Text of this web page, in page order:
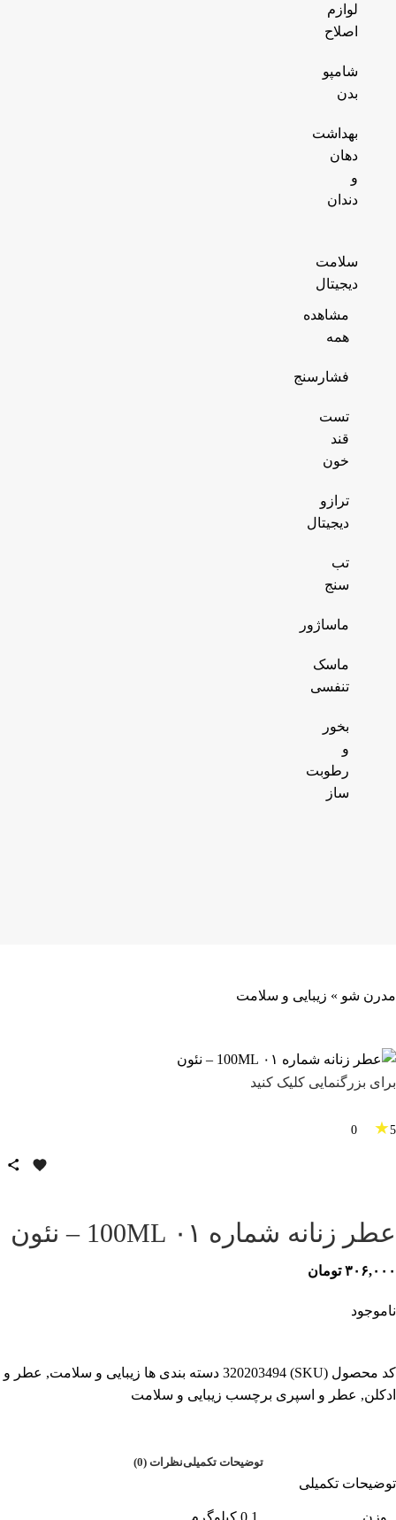
لوازم
اصلاح
شامپو
بدن
بهداشت
دهان
و
دندان
سلامت
دیجیتال
مشاهده
همه
فشارسنج
تست
قند
خون
ترازو
دیجیتال
تب
سنج
ماساژور
ماسک
تنفسی
بخور
و
رطوبت
ساز
مدرن شو » زیبایی و سلامت
برای بزرگنمایی کلیک کنید
5
★
عطر زنانه شماره ۰۱ 100ML – نئون
۳۰۶,۰۰۰ تومان
ناموجود
کد محصول (SKU) 320203494 دسته بندی ها زیبایی و سلامت, عطر و
ادکلن, عطر و اسپری برچسب زیبایی و سلامت
توضیحات تکمیلینظرات (0)
توضیحات تکمیلی